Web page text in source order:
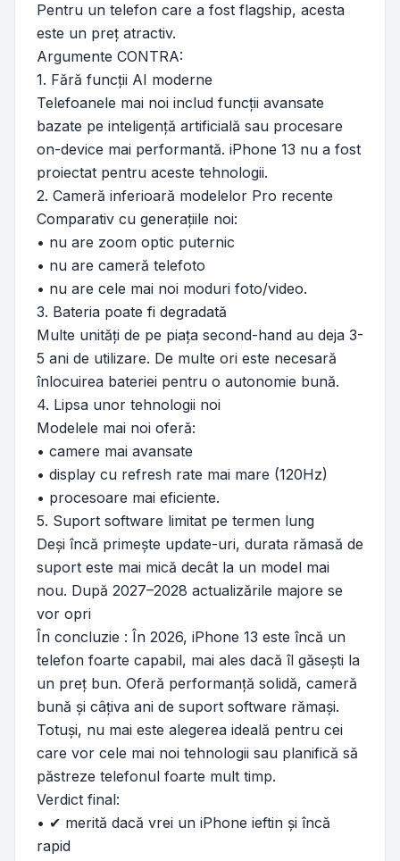
Pentru un telefon care a fost flagship, acesta
este un preț atractiv.
Argumente CONTRA:
1. Fără funcții AI moderne
Telefoanele mai noi includ funcții avansate
bazate pe inteligență artificială sau procesare
on-device mai performantă. iPhone 13 nu a fost
proiectat pentru aceste tehnologii.
2. Cameră inferioară modelelor Pro recente
Comparativ cu generațiile noi:
• nu are zoom optic puternic
• nu are cameră telefoto
• nu are cele mai noi moduri foto/video.
3. Bateria poate fi degradată
Multe unități de pe piața second-hand au deja 3-
5 ani de utilizare. De multe ori este necesară
înlocuirea bateriei pentru o autonomie bună.
4. Lipsa unor tehnologii noi
Modelele mai noi oferă:
• camere mai avansate
• display cu refresh rate mai mare (120Hz)
• procesoare mai eficiente.
5. Suport software limitat pe termen lung
Deși încă primește update-uri, durata rămasă de
suport este mai mică decât la un model mai
nou. După 2027–2028 actualizările majore se
vor opri
În concluzie : În 2026, iPhone 13 este încă un
telefon foarte capabil, mai ales dacă îl găsești la
un preț bun. Oferă performanță solidă, cameră
bună și câțiva ani de suport software rămași.
Totuși, nu mai este alegerea ideală pentru cei
care vor cele mai noi tehnologii sau planifică să
păstreze telefonul foarte mult timp.
Verdict final:
• ✔ merită dacă vrei un iPhone ieftin și încă
rapid